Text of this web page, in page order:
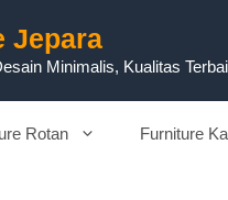
Jepara
Minimalis, Kualitas
Rotan Furniture